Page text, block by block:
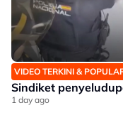
VIDEO TERKINI &
Sindiket
1 day ago